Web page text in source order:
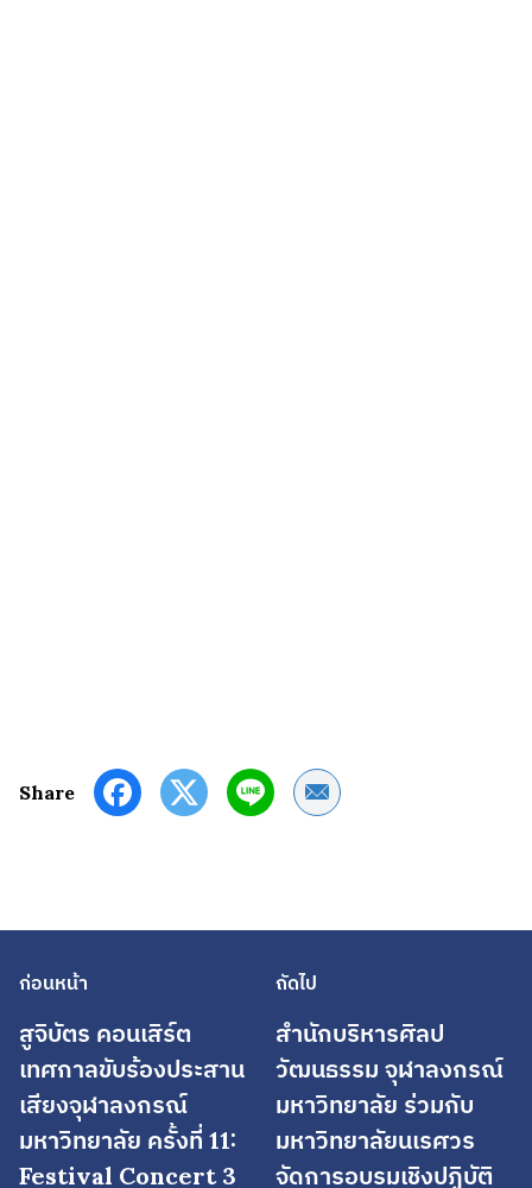
Share Share by Email
ก่อนหน้า
สูจิบัตร คอนเสิร์ต
เทศกาลขับร้องประสาน
เสียงจุฬาลงกรณ์
มหาวิทยาลัย ครั้งที่ 11:
Festival Concert 3
ถัดไป
สำนักบริหารศิลป
วัฒนธรรม จุฬาลงกรณ์
มหาวิทยาลัย ร่วมกับ
มหาวิทยาลัยนเรศวร
จัดการอบรมเชิงปฏิบัติ